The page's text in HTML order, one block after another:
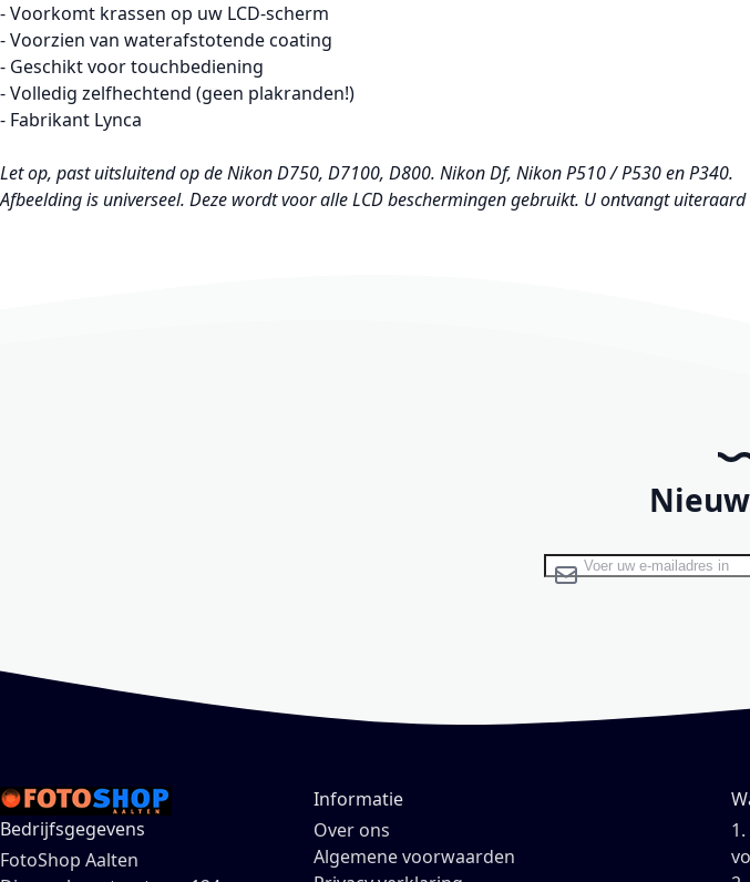
- Voorkomt krassen op uw LCD-scherm
- Voorzien van waterafstotende coating
- Geschikt voor touchbediening
- Volledig zelfhechtend (geen plakranden!)
- Fabrikant Lynca
Let op, past uitsluitend op de Nikon D750, D7100, D800. Nikon Df, Nikon P510 / P530 en P340.
Afbeelding is universeel. Deze wordt voor alle LCD beschermingen gebruikt. U ontvangt
Abonneer u op onze
Bedrijfsgegevens
FotoShop Aalten
Informatie
Over ons
Algemene voorwaarden